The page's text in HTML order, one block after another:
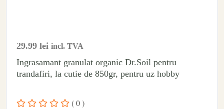
29.99 lei incl. TVA
Ingrasamant granulat organic Dr.Soil pentru
trandafiri, la cutie de 850gr, pentru uz hobby
( 0 )